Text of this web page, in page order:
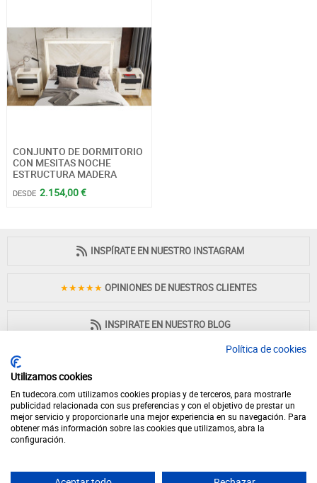
CONJUNTO DE DORMITORIO
CON MESITAS NOCHE
ESTRUCTURA MADERA
DESDE 2.154,00 €
INSPÍRATE EN NUESTRO INSTAGRAM
★★★★★ OPINIONES DE NUESTROS CLIENTES
INSPIRATE EN NUESTRO BLOG
PAGO 100% SEGURO
Política de cookies
Utilizamos cookies
En tudecora.com utilizamos cookies propias y de terceros, para mostrarle
publicidad relacionada con sus preferencias y con el objetivo de prestar un
mejor servicio y proporcionarle una mejor experiencia en su navegación. Para
obtener más información sobre las cookies que utilizamos, abra la
configuración.